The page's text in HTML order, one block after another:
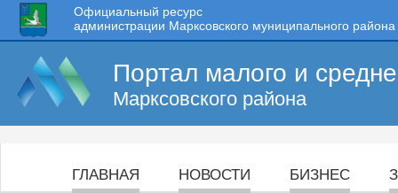
Официальный ресурс
администрации Марксовского муниципального района
Портал малого и
Марксовского района
ГЛАВНАЯ НОВОСТИ БИЗНЕС